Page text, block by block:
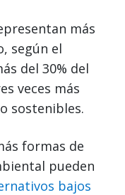
más
según el
del 30% del
veces más
sostenibles.
formas de
pueden
bajos